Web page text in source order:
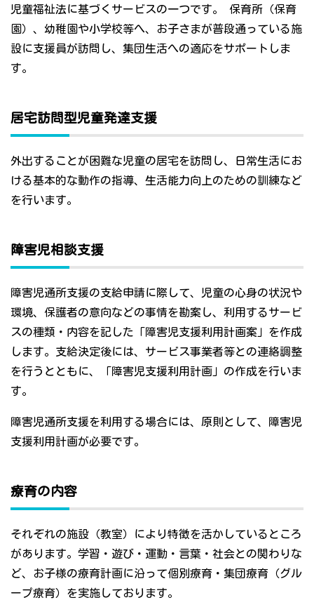
児童福祉法に基づくサービスの一つです。 保育所（保育
園）、幼稚園や小学校等へ、お子さまが普段通っている施
設に支援員が訪問し、集団生活への適応をサポートしま
す。
居宅訪問型児童発達支援
外出することが困難な児童の居宅を訪問し、日常生活にお
ける基本的な動作の指導、生活能力向上のための訓練など
を行います。
障害児相談支援
障害児通所支援の支給申請に際して、児童の心身の状況や
環境、保護者の意向などの事情を勘案し、利用するサービ
スの種類・内容を記した「障害児支援利用計画案」を作成
します。支給決定後には、サービス事業者等との連絡調整
を行うとともに、「障害児支援利用計画」の作成を行いま
す。
障害児通所支援を利用する場合には、原則として、障害児
支援利用計画が必要です。
療育の内容
それぞれの施設（教室）により特徴を活かしているところ
があります。学習・遊び・運動・言葉・社会との関わりな
ど、お子様の療育計画に沿って個別療育・集団療育（グル
ープ療育）を実施しております。